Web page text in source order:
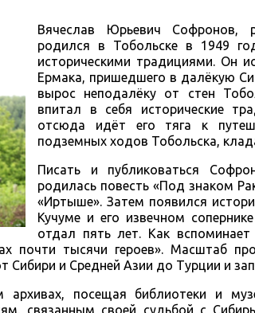
Вячеслав Юрьевич Софронов,
родился в Тобольске в 1949
историческими традициями. Он
Ермака, пришедшего в далёкую
вырос неподалёку от стен
впитал в себя исторические
отсюда идёт его тяга к
подземных ходов Тобольска,
Писать и публиковаться
родилась повесть «Под знаком
«Иртыше». Затем появился
Кучуме и его извечном
отдал пять лет. Как
почти тысячи героев». Масштаб
Сибири и Средней Азии до Турции и
архивах, посещая библиотеки и